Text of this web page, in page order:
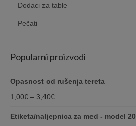
Dodaci za table
Pečati
Popularni proizvodi
Opasnost od rušenja tereta
1,00€ – 3,40€Price
Etiketa/naljepnica za med - model 20